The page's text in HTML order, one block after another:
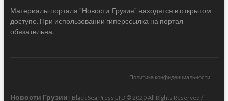
Материалы портала "Новости-Грузия" находятся в открытом
доступе. При использовании гиперссылка на портал
обязательна.
Политика конфиденциальности
Новости Грузии | Black Sea Press LTD © 2020 All Rights Reserved /